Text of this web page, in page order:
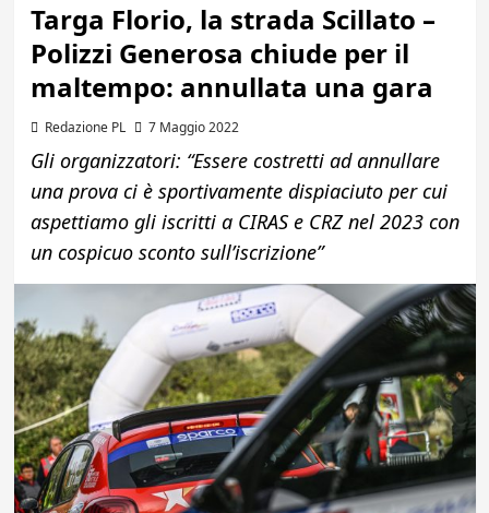
Targa Florio, la strada Scillato –
Polizzi Generosa chiude per il
maltempo: annullata una gara
Redazione PL 7 Maggio 2022
Gli organizzatori: “Essere costretti ad annullare
una prova ci è sportivamente dispiaciuto per cui
aspettiamo gli iscritti a CIRAS e CRZ nel 2023 con
un cospicuo sconto sull’iscrizione”